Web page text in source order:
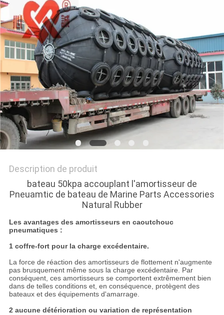
PLAN
DU
SITE
PRIVACY
POLICY
Description de produit
bateau 50kpa accouplant l'amortisseur de
Pneuamtic de bateau de Marine Parts Accessories
Natural Rubber
Les avantages des amortisseurs en caoutchouc
pneumatiques :
1 coffre-fort pour la charge excédentaire.
La force de réaction des amortisseurs de flottement n'augmente
pas brusquement même sous la charge excédentaire. Par
conséquent, ces amortisseurs se comportent extrêmement bien
dans de telles conditions et, en conséquence, protègent des
bateaux et des équipements d'amarrage.
2 aucune détérioration ou variation de représentation